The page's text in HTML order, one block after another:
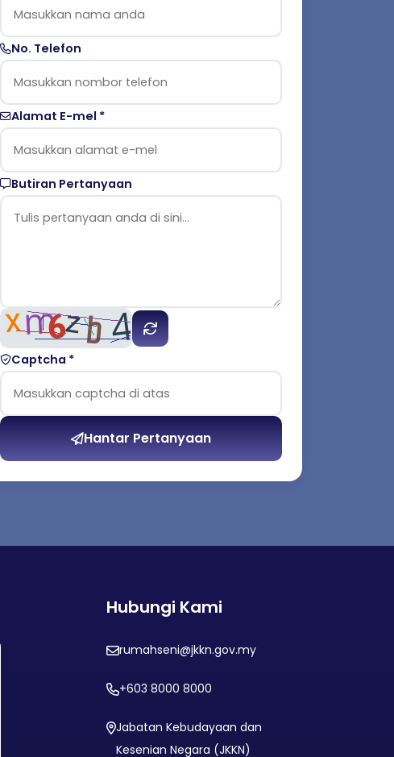
No. Telefon
Alamat E-mel *
Butiran Pertanyaan
Captcha *
Hantar Pertanyaan
Hubungi Kami
rumahseni@jkkn.gov.my
+603 8000 8000
Jabatan Kebudayaan dan
Kesenian Negara (JKKN)